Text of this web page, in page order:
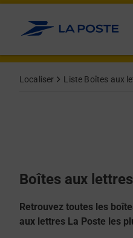
Allez au contenu
Localiser Liste Boîtes aux
Boîtes aux
Retrouvez toutes les
aux lettres La Poste les